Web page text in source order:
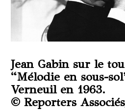
Jean Gabin sur le
“Mélodie en sous-
Verneuil en 1963.
© Reporters